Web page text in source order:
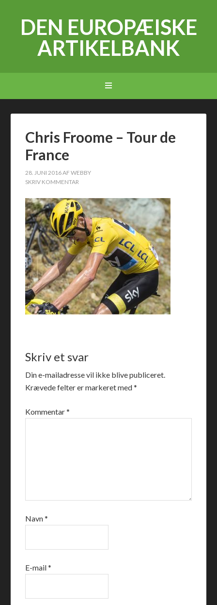
DEN EUROPÆISKE
ARTIKELBANK
Chris Froome – Tour de
France
28. JUNI 2016AFWEBBY
SKRIV KOMMENTAR
Skriv et svar
Din e-mailadresse vil ikke blive publiceret.
Krævede felter er markeret med*
Kommentar*
Navn*
E-mail*